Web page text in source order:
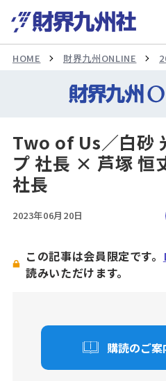
HOME 財界九州ONLINE
Two of Us／白砂
プ 社長 × 芦塚 恒
社長
2023年06月20日
この記事は会員限定です。
読みいただけます。
購読のご